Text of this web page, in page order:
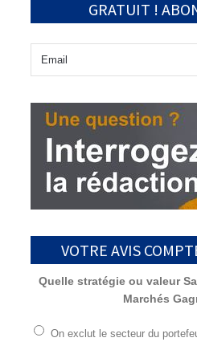
GRATUIT !
VOTRE AVIS
Quelle stratégie ou valeur
Marchés
On exclut le secteur du